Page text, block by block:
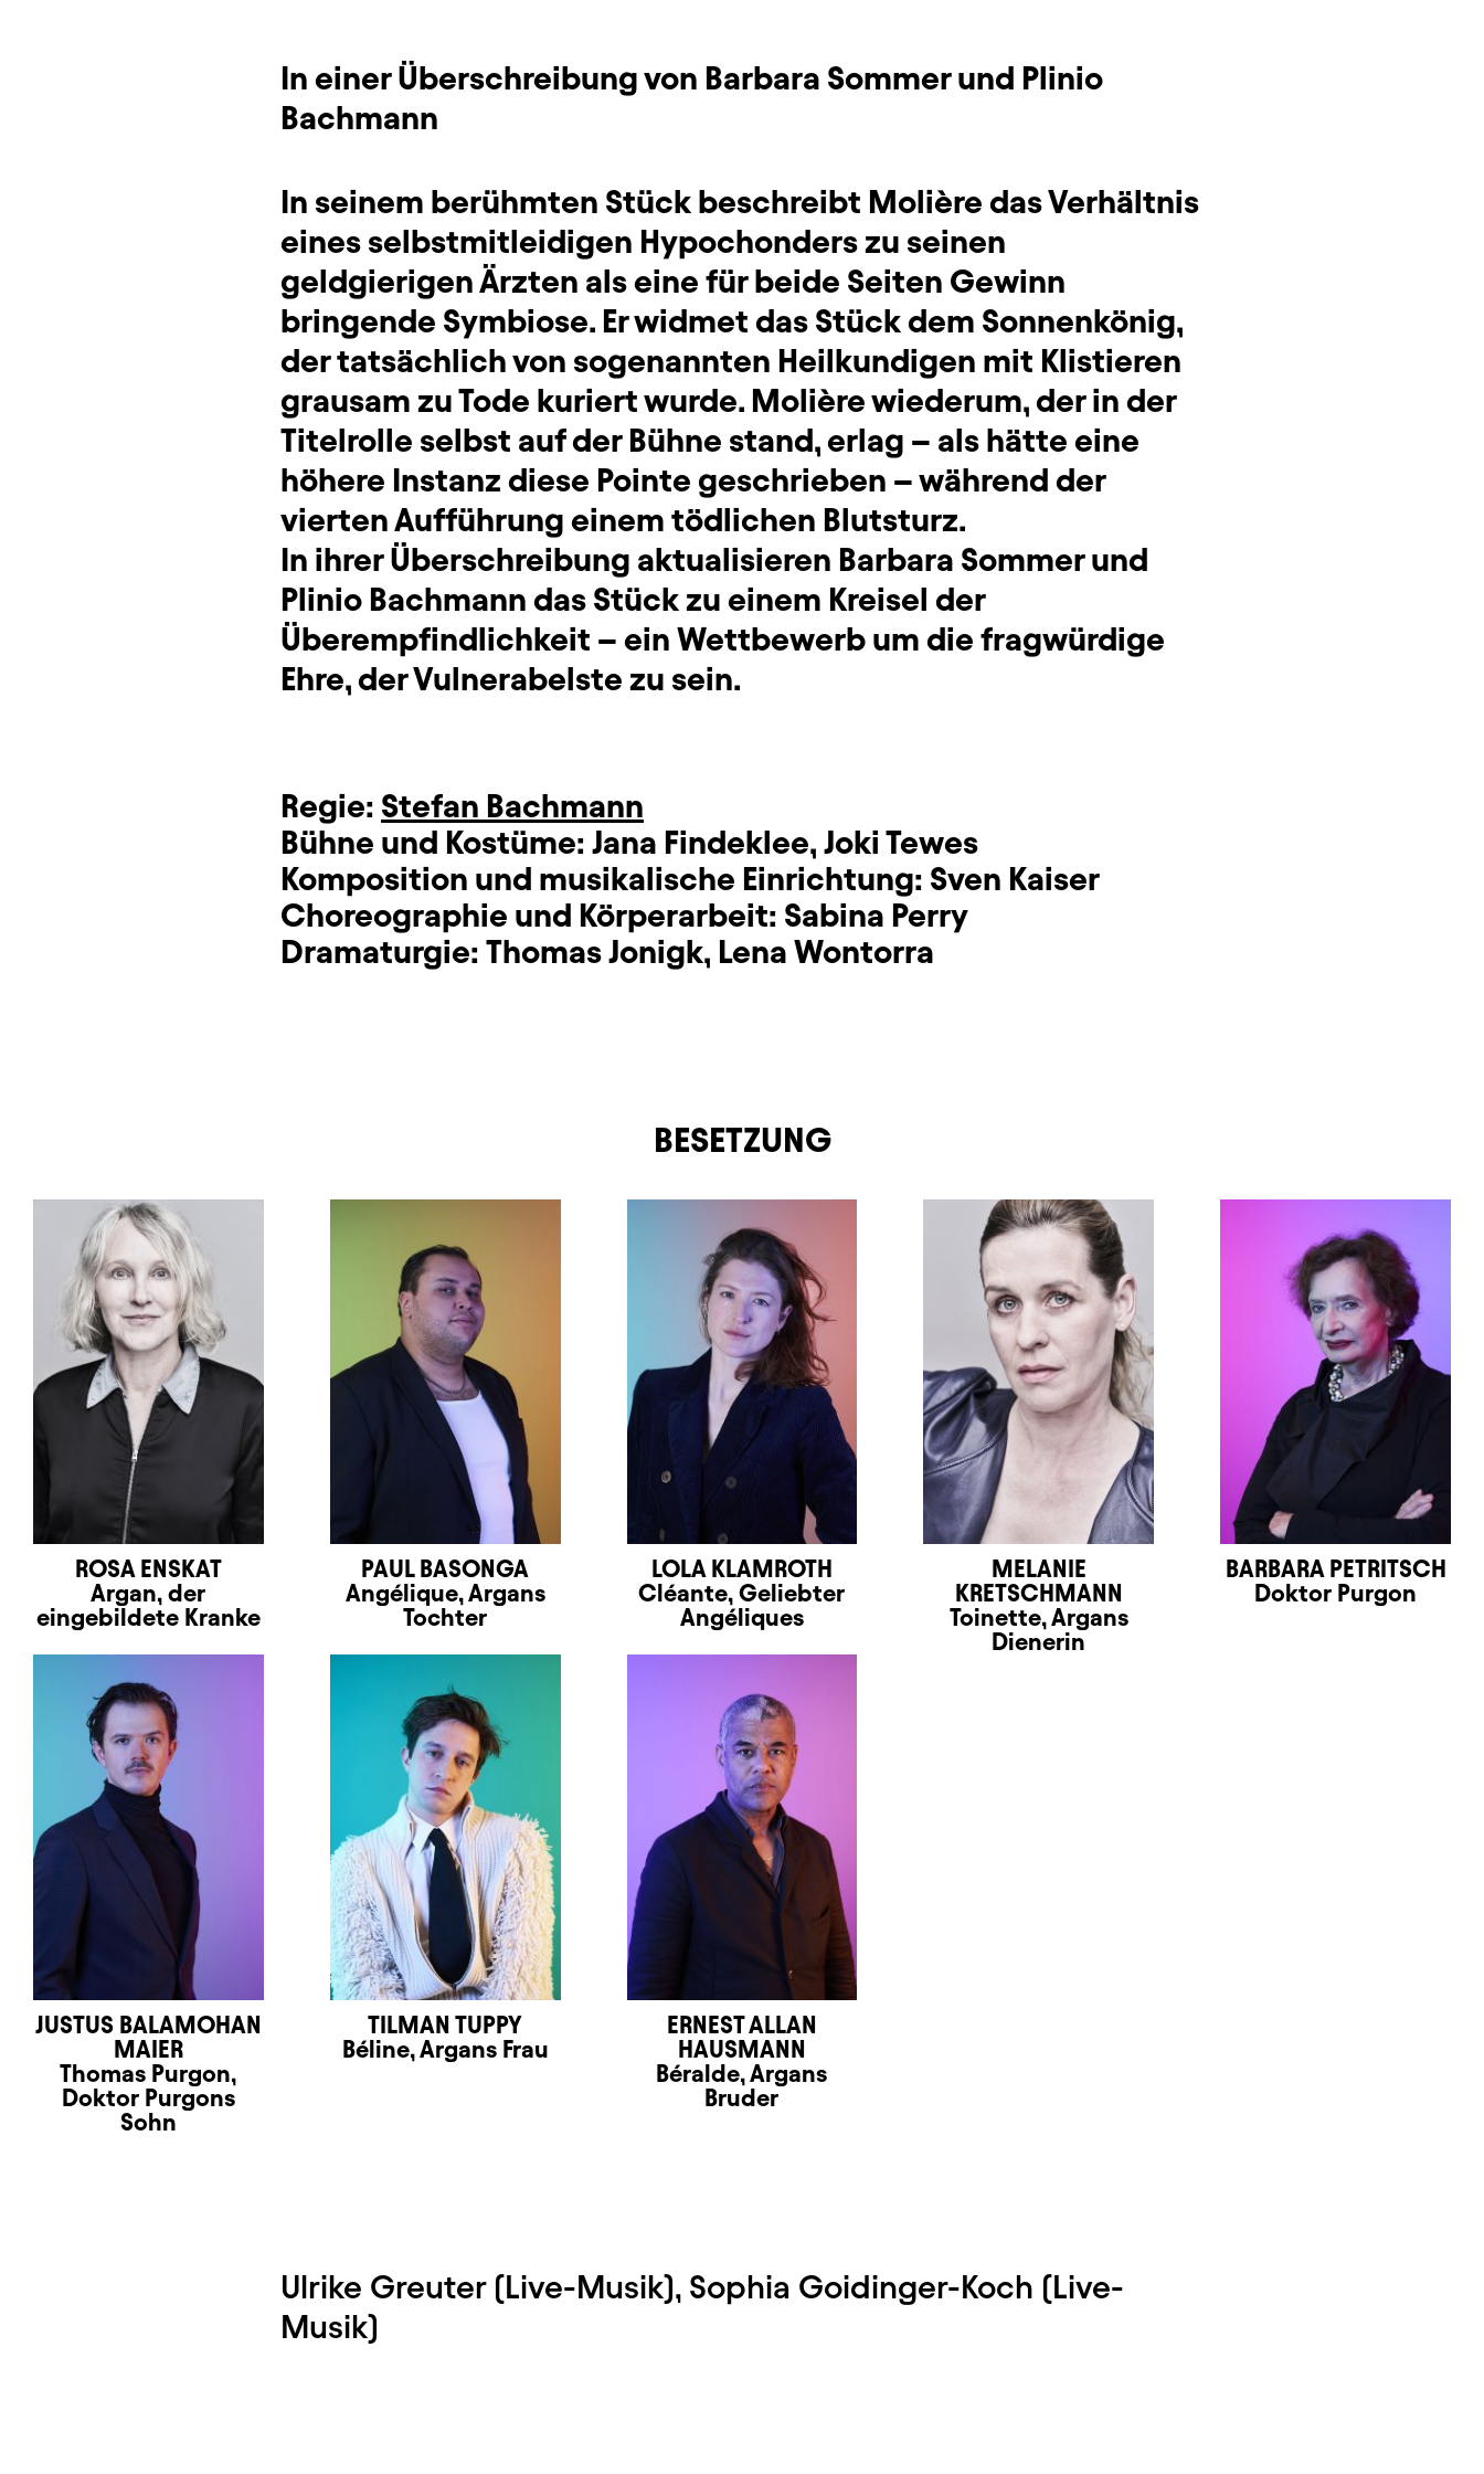
In einer Überschreibung von Barbara Sommer und Plinio
Bachmann
In seinem berühmten Stück beschreibt Molière das Verhältnis
eines selbstmitleidigen Hypochonders zu seinen
geldgierigen Ärzten als eine für beide Seiten Gewinn
bringende Symbiose. Er widmet das Stück dem Sonnenkönig,
der tatsächlich von sogenannten Heilkundigen mit Klistieren
grausam zu Tode kuriert wurde. Molière wiederum, der in der
Titelrolle selbst auf der Bühne stand, erlag – als hätte eine
höhere Instanz diese Pointe geschrieben – während der
vierten Aufführung einem tödlichen Blutsturz.
In ihrer Überschreibung aktualisieren Barbara Sommer und
Plinio Bachmann das Stück zu einem Kreisel der
Überempfindlichkeit – ein Wettbewerb um die fragwürdige
Ehre, der Vulnerabelste zu sein.
Regie: Stefan Bachmann
Bühne und Kostüme: Jana Findeklee, Joki Tewes
Komposition und musikalische Einrichtung: Sven Kaiser
Choreographie und Körperarbeit: Sabina Perry
Dramaturgie: Thomas Jonigk, Lena Wontorra
BESETZUNG
ROSA ENSKAT
Argan, der
eingebildete Kranke
PAUL BASONGA
Angélique, Argans
Tochter
LOLA KLAMROTH
Cléante, Geliebter
Angéliques
MELANIE
KRETSCHMANN
Toinette, Argans
Dienerin
BARBARA PETRITSCH
Doktor Purgon
JUSTUS BALAMOHAN
MAIER
Thomas Purgon,
Doktor Purgons
Sohn
TILMAN TUPPY
Béline, Argans Frau
ERNEST ALLAN
HAUSMANN
Béralde, Argans
Bruder
Ulrike Greuter (Live-Musik), Sophia Goidinger-Koch (Live-
Musik)